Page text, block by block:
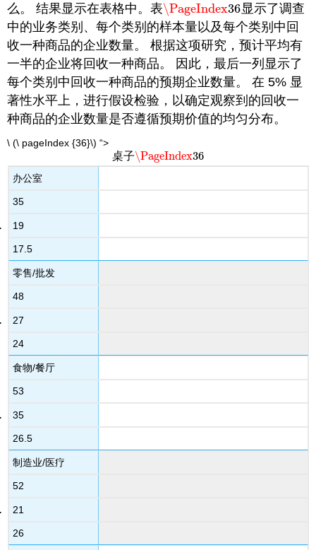
么。 结果显示在表格中。表\PageIndex36
\PageIndex36显示了调查
中的业务类别、每个类别的样本量以及每个类别中回
收一种商品的企业数量。 根据这项研究，预计平均有
一半的企业将回收一种商品。 因此，最后一列显示了
每个类别中回收一种商品的预期企业数量。 在 5% 显
著性水平上，进行假设检验，以确定观察到的回收一
种商品的企业数量是否遵循预期价值的均匀分布。
\ (\ pageIndex {36}\) “>
办公室
35
19
17.5
零售/批发
48
27
24
食物/餐厅
53
35
26.5
制造业/医疗
52
21
26
桌子\PageIndex36
\PageIndex36